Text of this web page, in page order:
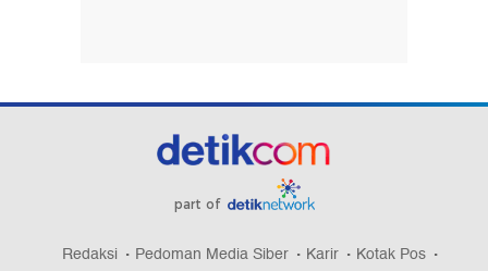
part of
Redaksi Pedoman Media Siber Karir
Kotak Pos